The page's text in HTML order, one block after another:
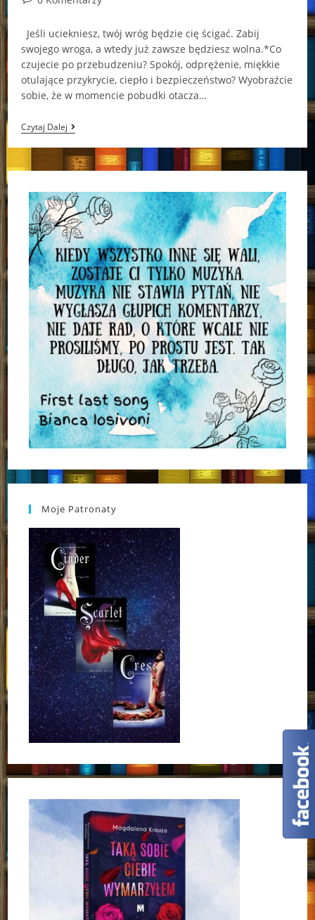
Jeśli uciekniesz, twój wróg będzie cię ścigać. Zabij
swojego wroga, a wtedy już zawsze będziesz wolna.*Co
czujecie po przebudzeniu? Spokój, odprężenie, miękkie
otulające przykrycie, ciepło i bezpieczeństwo? Wyobraźcie
sobie, że w momencie pobudki otacza…
Czytaj DalejŻywi
Moje Patronaty